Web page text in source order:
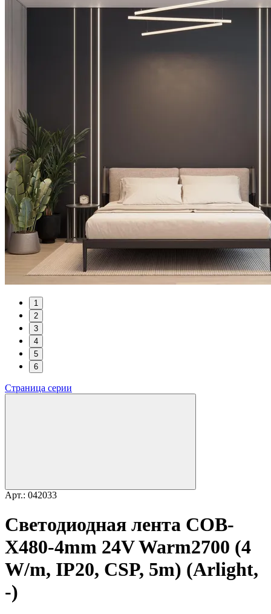
1
2
3
4
5
6
Страница серии
Арт.: 042033
Светодиодная лента COB-
X480-4mm 24V Warm2700 (4
W/m, IP20, CSP, 5m) (Arlight,
-)